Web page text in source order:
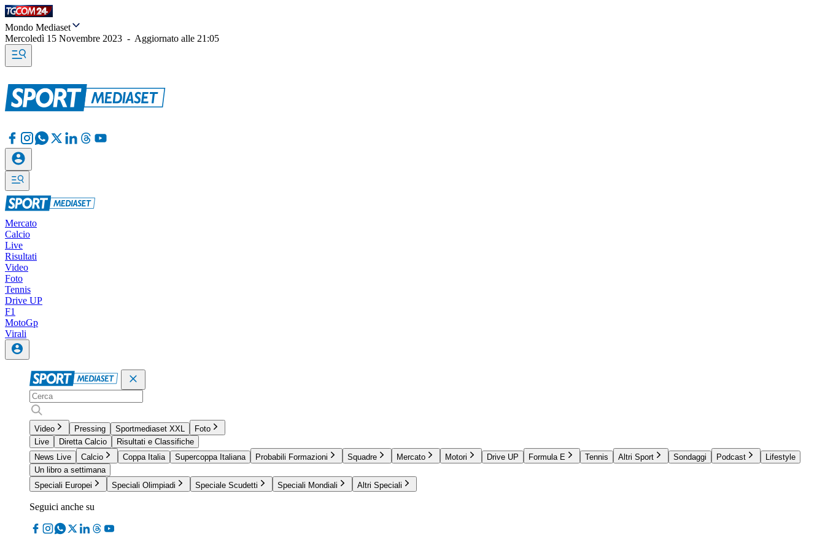
Mondo Mediaset
Mercoledì 15 Novembre 2023 - Aggiornato alle 21:05
Mercato
Calcio
Live
Risultati
Video
Foto
Tennis
Drive UP
F1
MotoGp
Virali
Video Pressing Sportmediaset XXL
Foto
Live
Diretta Calcio
Risultati e Classifiche
News Live
Calcio Coppa Italia Supercoppa Italiana Probabili Formazioni Squadre Mercato Motori Drive UP Formula E Tennis Altri Sport Sondaggi Podcast
Lifestyle
Un libro a settimana
Speciali Europei
Speciali Olimpiadi Speciale Scudetti Speciali Mondiali Altri Speciali
Seguici anche su